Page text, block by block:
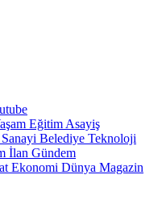
Eğitim Asayiş
Belediye Teknoloji
İlan Gündem
Ekonomi Dünya Magazin